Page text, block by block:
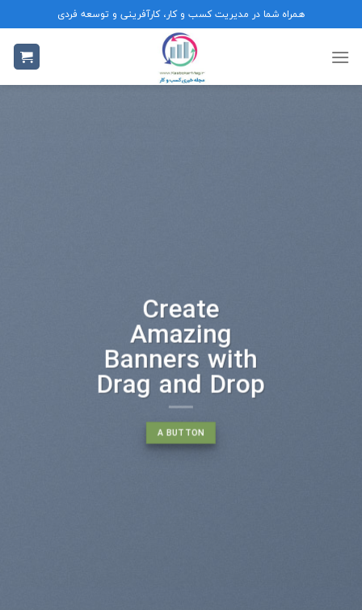
to
content
همراه شما در مدیریت کسب و کار، کارآفرینی و توسعه فردی
Create
Amazing
Banners with
Drag and Drop
A BUTTON